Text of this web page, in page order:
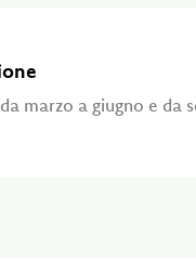
marzo a giugno e da